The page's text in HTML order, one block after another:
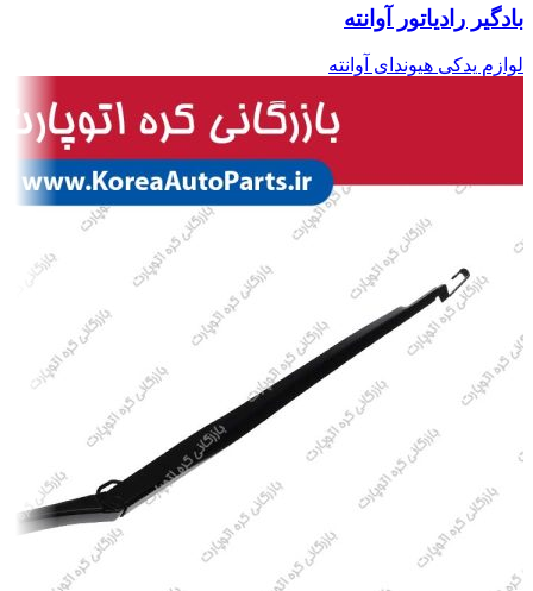
بادگیر رادیاتور آوانته
لوازم یدکی هیوندای آوانته